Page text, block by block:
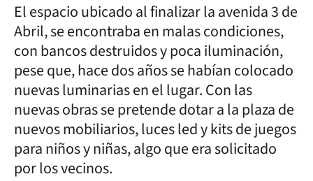
El espacio ubicado al finalizar la avenida 3 de
Abril, se encontraba en malas condiciones,
con bancos destruidos y poca iluminación,
pese que, hace dos años se habían colocado
nuevas luminarias en el lugar. Con las
nuevas obras se pretende dotar a la plaza de
nuevos mobiliarios, luces led y kits de juegos
para niños y niñas, algo que era solicitado
por los vecinos.